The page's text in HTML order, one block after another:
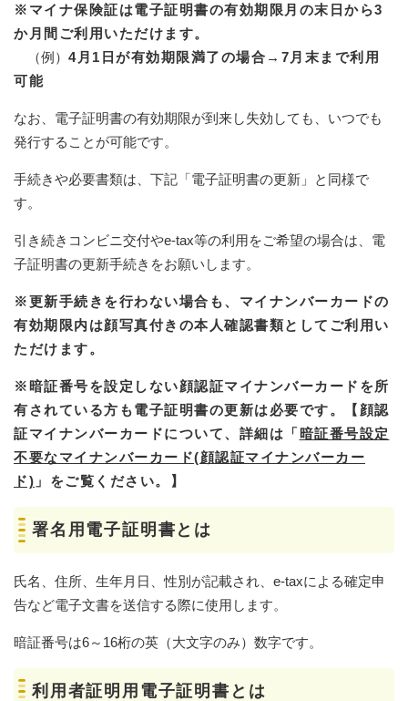
※マイナ保険証は電子証明書の有効期限月の末日から3
か月間ご利用いただけます。
（例） 4月1日が有効期限満了の場合→7月末まで利用
可能
なお、電子証明書の有効期限が到来し失効しても、いつでも
発行することが可能です。
手続きや必要書類は、下記「電子証明書の更新」と同様で
す。
引き続きコンビニ交付やe-tax等の利用をご希望の場合は、電
子証明書の更新手続きをお願いします。
※更新手続きを行わない場合も、マイナンバーカードの
有効期限内は顔写真付きの本人確認書類としてご利用い
ただけます。
※暗証番号を設定しない顔認証マイナンバーカードを所
有されている方も電子証明書の更新は必要です。【顔認
証マイナンバーカードについて、詳細は「 暗証番号設定
不要なマイナンバーカード(顔認証マイナンバーカー
ド) 」をご覧ください。】
署名用電子証明書とは
氏名、住所、生年月日、性別が記載され、e-taxによる確定申
告など電子文書を送信する際に使用します。
暗証番号は6～16桁の英（大文字のみ）数字です。
利用者証明用電子証明書とは